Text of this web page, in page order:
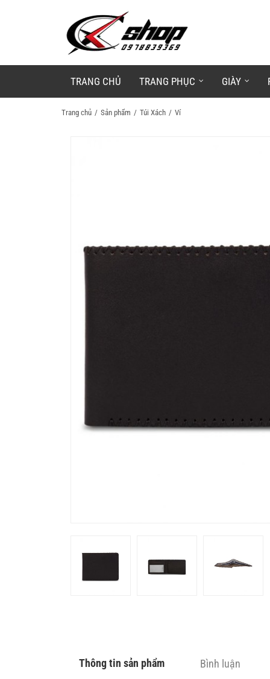
TRANG CHỦ TRANG PHỤC GIÀY
Trang chủ Sản phẩm Túi Xách Ví
Thông tin sản phẩm Bình luận